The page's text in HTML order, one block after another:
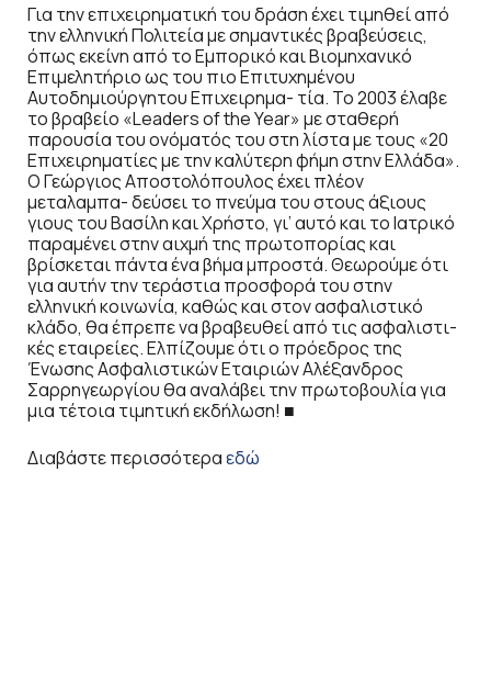
Για την επιχειρηματική του δράση έχει τιμηθεί από
την ελληνική Πολιτεία με σημαντικές βραβεύσεις,
όπως εκείνη από το Εμπορικό και Βιομηχανικό
Επιμελητήριο ως του πιο Επιτυχημένου
Αυτοδημιούργητου Επιχειρημα- τία. Το 2003 έλαβε
το βραβείο «Leaders of the Year» με σταθερή
παρουσία του ονόματός του στη λίστα με τους «20
Επιχειρηματίες με την καλύτερη φήμη στην Ελλάδα».
Ο Γεώργιος Αποστολόπουλος έχει πλέον
μεταλαμπα- δεύσει το πνεύμα του στους άξιους
γιους του Βασίλη και Χρήστο, γι’ αυτό και το Ιατρικό
παραμένει στην αιχμή της πρωτοπορίας και
βρίσκεται πάντα ένα βήμα μπροστά. Θεωρούμε ότι
για αυτήν την τεράστια προσφορά του στην
ελληνική κοινωνία, καθώς και στον ασφαλιστικό
κλάδο, θα έπρεπε να βραβευθεί από τις ασφαλιστι-
κές εταιρείες. Ελπίζουμε ότι ο πρόεδρος της
Ένωσης Ασφαλιστικών Εταιριών Αλέξανδρος
Σαρρηγεωργίου θα αναλάβει την πρωτοβουλία για
μια τέτοια τιμητική εκδήλωση! ■
Διαβάστε περισσότεραεδώ